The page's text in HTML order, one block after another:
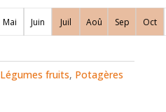
Mai Juin Juil Aoû Sep Oct
Légumes fruits, Potagères